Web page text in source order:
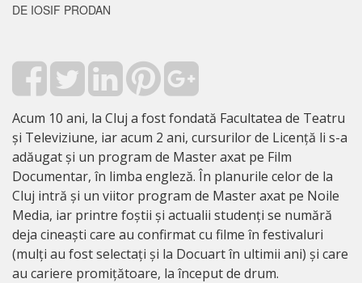
DE IOSIF PRODAN
Acum 10 ani, la Cluj a fost fondată Facultatea de Teatru
și Televiziune, iar acum 2 ani, cursurilor de Licență li s-a
adăugat și un program de Master axat pe Film
Documentar, în limba engleză. În planurile celor de la
Cluj intră și un viitor program de Master axat pe Noile
Media, iar printre foștii și actualii studenți se numără
deja cineaști care au confirmat cu filme în festivaluri
(mulți au fost selectați și la Docuart în ultimii ani) și care
au cariere promițătoare, la început de drum.